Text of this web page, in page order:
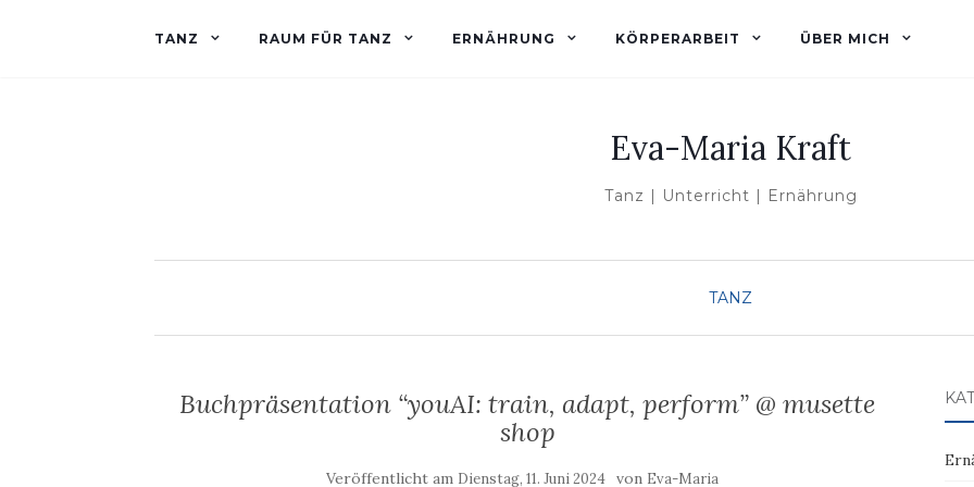
TANZ RAUM FÜR TANZ ERNÄHRUNG KÖRPERARBEIT ÜBER MICH
Eva-Maria Kraft
Tanz | Unterricht | Ernährung
TANZ
Buchpräsentation “youAI: train, adapt, perform” @ musette
shop
Veröffentlicht am Dienstag, 11. Juni 2024 von Eva-Maria